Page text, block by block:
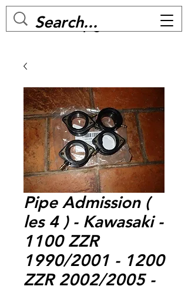
MC BIKE Perpignan
Pipe Admission (
les 4 ) - Kawasaki -
1100 ZZR
1990/2001 - 1200
ZZR 2002/2005 -